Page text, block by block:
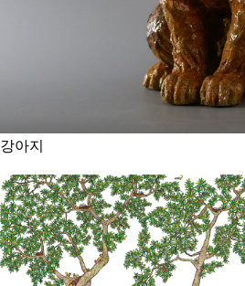
강아지